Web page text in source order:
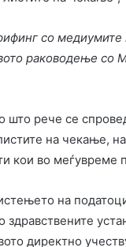
со медиумите
раководење со
што рече се
на чекање,
кои во меѓувреме
на
здравствените
директно